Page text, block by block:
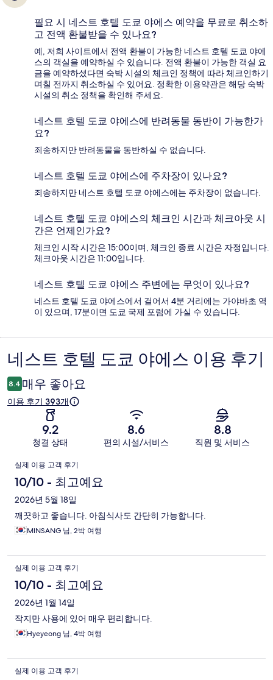
필요 시 네스트 호텔 도쿄 야에스 예약을 무료로 취소하
고 전액 환불받을 수 있나요?
예, 저희 사이트에서 전액 환불이 가능한 네스트 호텔 도쿄 야에
스의 객실을 예약하실 수 있습니다. 전액 환불이 가능한 객실 요
금을 예약하셨다면 숙박 시설의 체크인 정책에 따라 체크인하기
며칠 전까지 취소하실 수 있어요. 정확한 이용약관은 해당 숙박
시설의 취소 정책을 확인해 주세요.
네스트 호텔 도쿄 야에스에 반려동물 동반이 가능한가
요?
죄송하지만 반려동물을 동반하실 수 없습니다.
네스트 호텔 도쿄 야에스에 주차장이 있나요?
죄송하지만 네스트 호텔 도쿄 야에스에는 주차장이 없습니다.
네스트 호텔 도쿄 야에스의 체크인 시간과 체크아웃 시
간은 언제인가요?
체크인 시작 시간은 15:00이며, 체크인 종료 시간은 자정입니다.
체크아웃 시간은 11:00입니다.
네스트 호텔 도쿄 야에스 주변에는 무엇이 있나요?
네스트 호텔 도쿄 야에스에서 걸어서 4분 거리에는 가야바초 역
이 있으며, 17분이면 도쿄 국제 포럼에 가실 수 있습니다.
이
용
후
네스트 호텔 도쿄 야에스 이용 후기
8.4 매우 좋아요
이용 후기 393개
9.2
청결 상태
8.6
편의 시설/서비스
8.8
직원 및 서비스
이
용
후
기
실제 이용 고객 후기
10/10 - 최고예요
2026년 5월 18일
깨끗하고 좋습니다. 아침식사도 간단히 가능합니다.
MINSANG 님, 2박 여행
실제 이용 고객 후기
10/10 - 최고예요
2026년 1월 14일
작지만 사용에 있어 매우 편리합니다.
Hyeyeong 님, 4박 여행
실제 이용 고객 후기